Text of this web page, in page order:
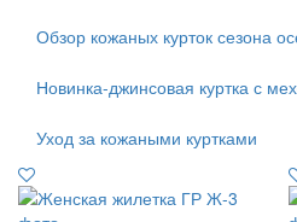
Обзор кожаных курток сезона
Новинка-джинсовая куртка с
Уход за кожаными куртками